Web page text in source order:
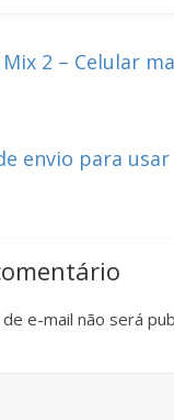
2 – Celular
envio para usar
e-mail não será